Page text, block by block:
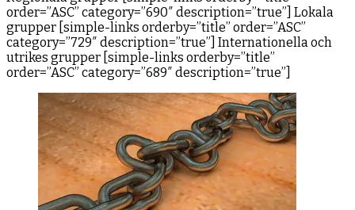
order=”ASC” category=”690″ description=”true”] Lokala
grupper [simple-links orderby=”title” order=”ASC”
category=”729″ description=”true”] Internationella och
utrikes grupper [simple-links orderby=”title”
order=”ASC” category=”689″ description=”true”]